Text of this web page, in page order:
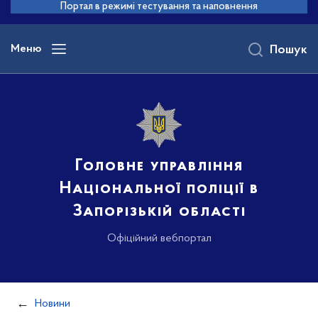
основного
вмісту
Портал в режимі тестування та наповнення
Меню
Головне управління
Національної поліції в
Запорізькій області
Офіційний вебпортал
Пошук
Новини